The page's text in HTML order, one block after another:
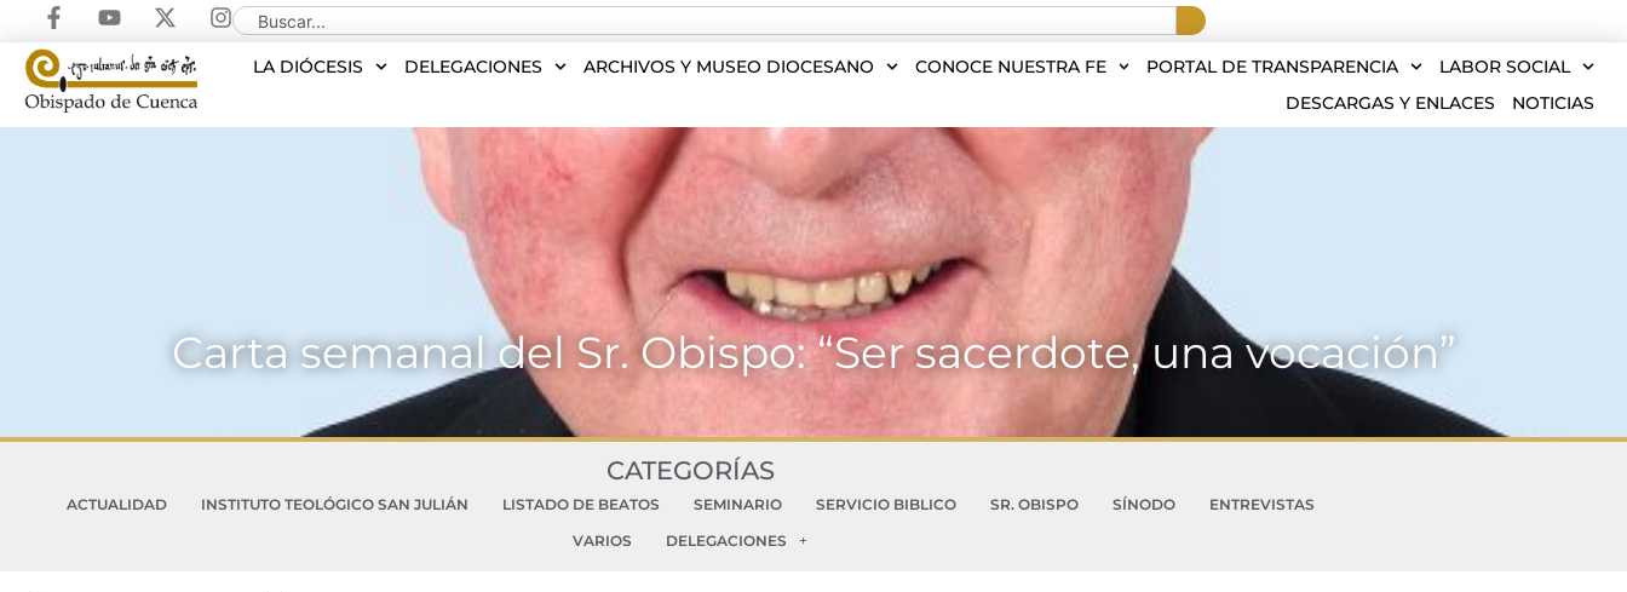
LA DIÓCESIS DELEGACIONES ARCHIVOS Y MUSEO DIOCESANO CONOCE NUESTRA FE PORTAL DE TRANSPARENCIA
LABOR SOCIAL
DESCARGAS Y ENLACES
NOTICIAS
Carta semanal del Sr. Obispo: “Ser sacerdote, una vocación”
CATEGORÍAS
ACTUALIDAD INSTITUTO TEOLÓGICO SAN JULIÁN LISTADO DE BEATOS SEMINARIO SERVICIO BIBLICO SR. OBISPO SÍNODO
ENTREVISTAS
VARIOS
DELEGACIONES